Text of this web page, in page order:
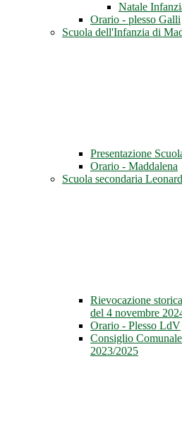
Natale
Orario - plesso Galli
Scuola dell'Infanzia di
Presentazione
Orario - Maddalena
Scuola secondaria
Rievocazione
del 4 novembre
Orario - Plesso LdV
Consiglio
2023/2025